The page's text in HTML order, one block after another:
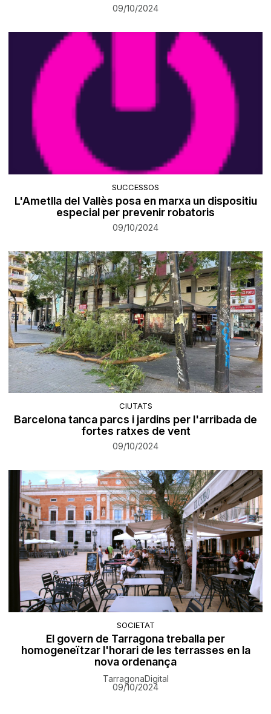
09/10/2024
SUCCESSOS
L'Ametlla del Vallès posa en marxa un dispositiu
especial per prevenir robatoris
09/10/2024
CIUTATS
Barcelona tanca parcs i jardins per l'arribada de
fortes ratxes de vent
09/10/2024
SOCIETAT
El govern de Tarragona treballa per
homogeneïtzar l'horari de les terrasses en la
nova ordenança
TarragonaDigital
09/10/2024